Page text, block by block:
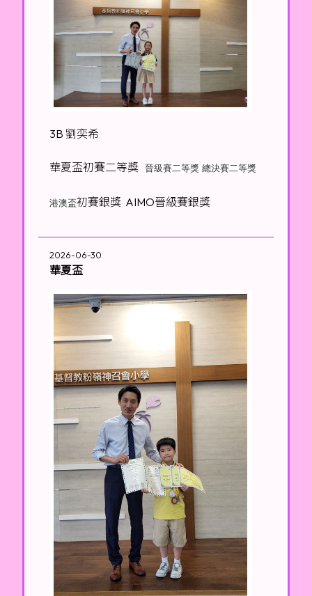
3B 劉奕希
華夏盃初賽二等獎 晉級賽二等獎 總決賽二等獎
港澳盃初賽銀獎 AIMO晉級賽銀獎
2026-06-30
華夏盃